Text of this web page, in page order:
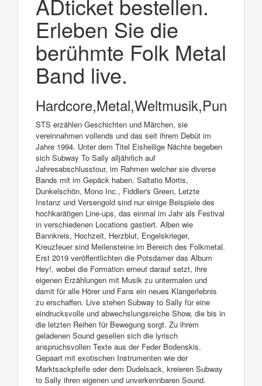
Erleben Sie die
berühmte Folk Metal
Band live.
STS erzählen Geschichten und Märchen, sie
vereinnahmen vollends und das seit ihrem Debüt im
Jahre 1994. Unter dem Titel Eisheilige Nächte begeben
sich Subway To Sally alljährlich auf
Jahresabschlusstour, im Rahmen welcher sie diverse
Bands mit im Gepäck haben. Saltatio Mortis,
Dunkelschön, Mono Inc., Fiddler's Green, Letzte
Instanz und Versengold sind nur einige Beispiele des
hochkarätigen Line-ups, das einmal im Jahr als Festival
in verschiedenen Locations gastiert. Alben wie
Bannkreis, Hochzeit, Herzblut, Engelskrieger,
Kreuzfeuer sind Meilensteine im Bereich des Folkmetal.
Erst 2019 veröffentlichten die Potsdamer das Album
Hey!, wobei die Formation erneut darauf setzt, ihre
eigenen Erzählungen mit Musik zu untermalen und
damit für alle Hörer und Fans ein neues Klangerlebnis
zu erschaffen. Live stehen Subway to Sally für eine
eindrucksvolle und abwechslungsreiche Show, die bis in
die letzten Reihen für Bewegung sorgt. Zu ihrem
geladenen Sound gesellen sich die lyrisch
anspruchsvollen Texte aus der Feder Bodenskis.
Gepaart mit exotischen Instrumenten wie der
Marktsackpfeife oder dem Dudelsack, kreieren Subway
to Sally ihren eigenen und unverkennbaren Sound.